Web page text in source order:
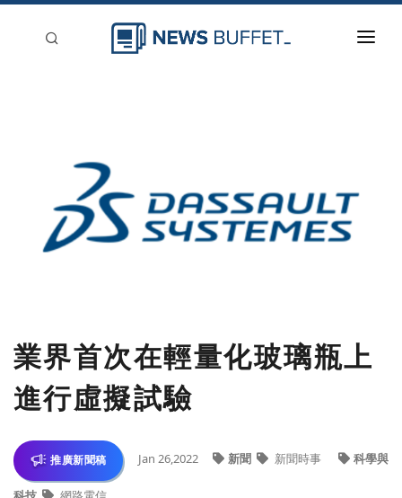
業界首次在輕量化玻璃瓶上
進行虛擬試驗
推廣新聞稿 Jan 26,2022 新聞 新聞時事 科學與